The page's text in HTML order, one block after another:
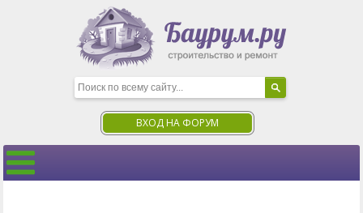
ВХОД НА ФОРУМ